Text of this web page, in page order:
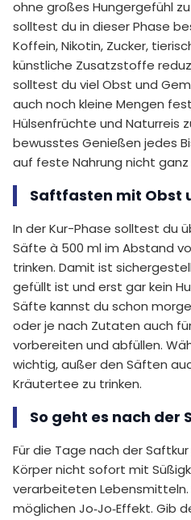
ohne großes Hungergefühl
solltest du in dieser Phase
Koffein, Nikotin, Zucker,
künstliche Zusatzstoffe
solltest du viel Obst und
auch noch kleine Mengen
Hülsenfrüchte und Naturreis
bewusstes Genießen jedes
auf feste Nahrung nicht ganz
Saftfasten mit Obst
In der Kur-Phase solltest du
Säfte à 500 ml im Abstand
trinken. Damit ist
gefüllt ist und erst gar kein
Säfte kannst du schon
oder je nach Zutaten auch
vorbereiten und abfüllen.
wichtig, außer den Säften
Kräutertee zu trinken.
So geht es nach der
Für die Tage nach der
Körper nicht sofort mit
verarbeiteten
möglichen Jo‑Jo‑Effekt. Gib